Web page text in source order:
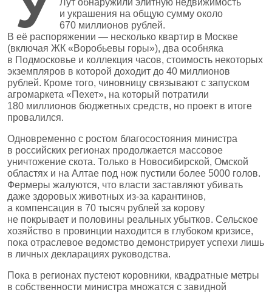
и украшения на общую сумму около
670 миллионов рублей.
В её распоряжении — несколько квартир в Москве
(включая ЖК «Воробьевы горы»), два особняка
в Подмосковье и коллекция часов, стоимость некоторых
экземпляров в которой доходит до 40 миллионов
рублей. Кроме того, чиновницу связывают с запуском
агромаркета «Пехет», на который потратили
180 миллионов бюджетных средств, но проект в итоге
провалился.
Одновременно с ростом благосостояния министра
в российских регионах продолжается массовое
уничтожение скота. Только в Новосибирской, Омской
областях и на Алтае под нож пустили более 5000 голов.
Фермеры жалуются, что власти заставляют убивать
даже здоровых животных из‑за карантинов,
а компенсация в 70 тысяч рублей за корову
не покрывает и половины реальных убытков. Сельское
хозяйство в провинции находится в глубоком кризисе,
пока отраслевое ведомство демонстрирует успехи лишь
в личных декларациях руководства.
Пока в регионах пустеют коровники, квадратные метры
в собственности министра множатся с завидной